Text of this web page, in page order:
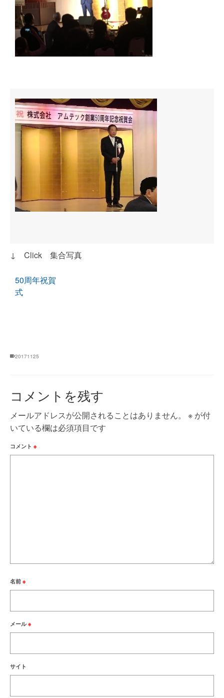
↓ Click 集合写真
50周年祝賀
式
20171125
コメントを残す
メールアドレスが公開されることはありません。 ※ が付
いている欄は必須項目です
コメント ※
名前 ※
メール※
サイト